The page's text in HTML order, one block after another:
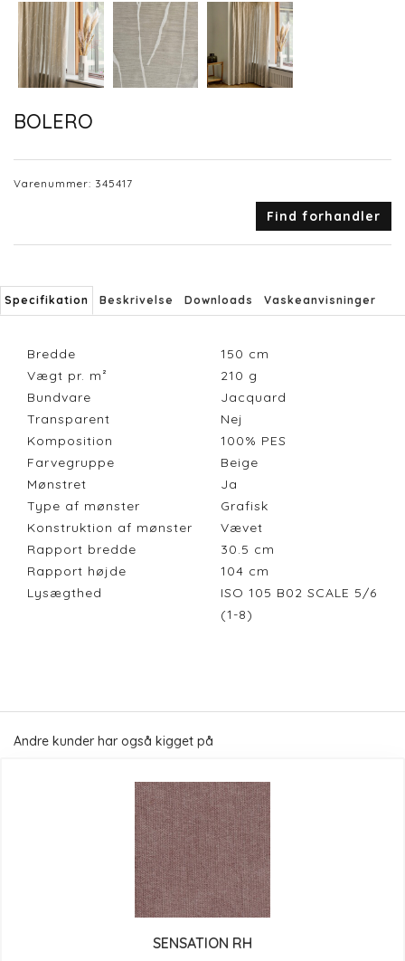
BOLERO
Varenummer: 345417
Find forhandler
Specifikation Beskrivelse Downloads Vaskeanvisninger
Bredde 150 cm
Vægt pr. m²
210 g
Bundvare
Jacquard
Transparent
Nej
Komposition
100% PES
Farvegruppe
Beige
Mønstret
Ja
Type af mønster
Grafisk
Konstruktion af mønster
Vævet
Rapport bredde
30.5 cm
Rapport højde
104 cm
Lysægthed
ISO 105 B02 SCALE 5/6
(1-8)
Andre kunder har også kigget på
SENSATION RH